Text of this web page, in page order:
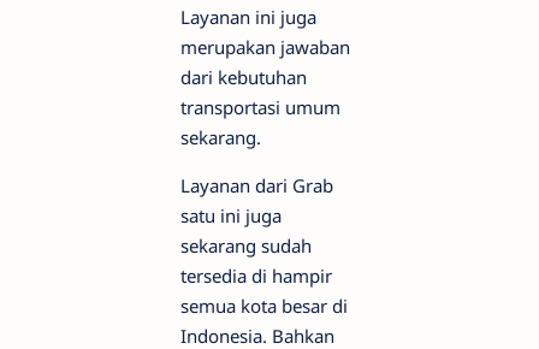
Layanan ini juga
merupakan jawaban
dari kebutuhan
transportasi umum
sekarang.
Layanan dari Grab
satu ini juga
sekarang sudah
tersedia di hampir
semua kota besar di
Indonesia. Bahkan